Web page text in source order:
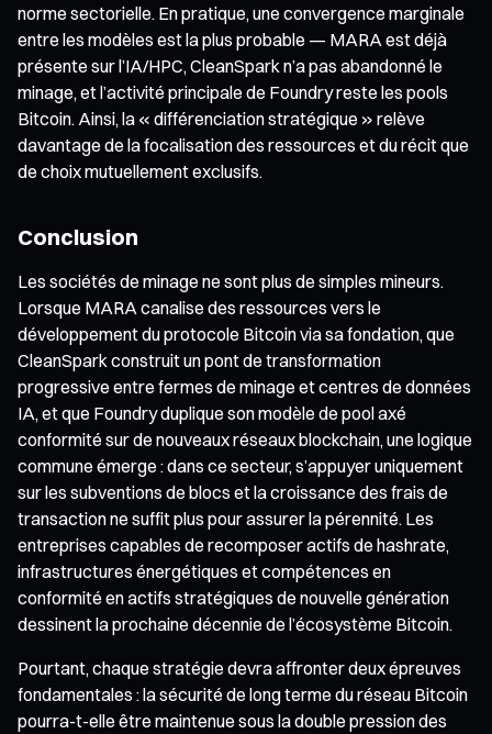
norme sectorielle. En pratique, une convergence marginale
entre les modèles est la plus probable — MARA est déjà
présente sur l’IA/HPC, CleanSpark n’a pas abandonné le
minage, et l’activité principale de Foundry reste les pools
Bitcoin. Ainsi, la « différenciation stratégique » relève
davantage de la focalisation des ressources et du récit que
de choix mutuellement exclusifs.
Conclusion
Les sociétés de minage ne sont plus de simples mineurs.
Lorsque MARA canalise des ressources vers le
développement du protocole Bitcoin via sa fondation, que
CleanSpark construit un pont de transformation
progressive entre fermes de minage et centres de données
IA, et que Foundry duplique son modèle de pool axé
conformité sur de nouveaux réseaux blockchain, une logique
commune émerge : dans ce secteur, s’appuyer uniquement
sur les subventions de blocs et la croissance des frais de
transaction ne suffit plus pour assurer la pérennité. Les
entreprises capables de recomposer actifs de hashrate,
infrastructures énergétiques et compétences en
conformité en actifs stratégiques de nouvelle génération
dessinent la prochaine décennie de l’écosystème Bitcoin.
Pourtant, chaque stratégie devra affronter deux épreuves
fondamentales : la sécurité de long terme du réseau Bitcoin
pourra-t-elle être maintenue sous la double pression des